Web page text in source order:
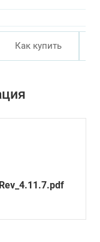
Как купить